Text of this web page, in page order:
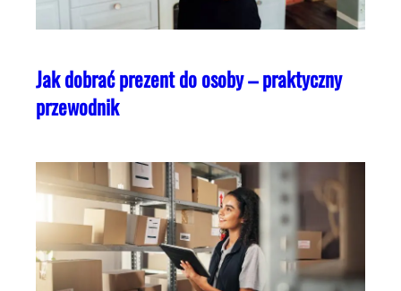
Jak dobrać prezent do osoby – praktyczny
przewodnik